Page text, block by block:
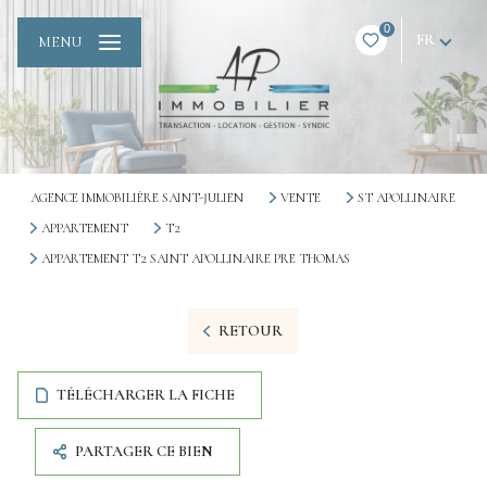
0
FR
MENU
AGENCE IMMOBILIÈRE SAINT-JULIEN VENTE
ST APOLLINAIRE
APPARTEMENT
T2
APPARTEMENT T2 SAINT APOLLINAIRE PRE THOMAS
RETOUR
TÉLÉCHARGER LA FICHE
PARTAGER CE BIEN